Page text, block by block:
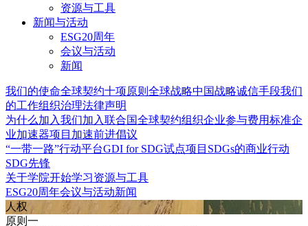
资源与工具
新闻与活动
ESG20周年
会议与活动
新闻
我们的使命全球契约十项原则 全球战略中国战略诚信手段我们
的工作组织治理法律声明
为什么加入我们加入联合国全球契约组织企业参与费用标准企
业加速器项目 加速前进倡议
“一带一路”行动平台GDI for SDG试点项目 SDGs的商业行动
SDG先锋
关于学院开始学习资源与工具
ESG20周年会议与活动新闻
人权
原则一